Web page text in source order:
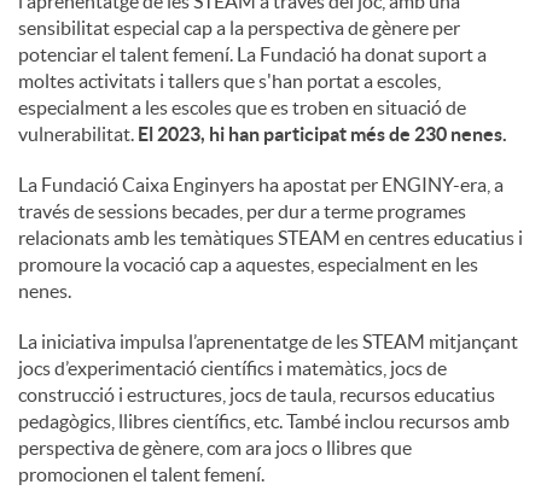
c
o
n
t
i
n
sensibilitat especial cap a la perspectiva de gènere per
potenciar el talent femení. La Fundació ha donat suport a
moltes activitats i tallers que s'han portat a escoles,
especialment a les escoles que es troben en situació de
vulnerabilitat. El 2023, hi han participat més de 230 nenes.
La Fundació Caixa Enginyers ha apostat per ENGINY-era, a
través de sessions becades, per dur a terme programes
relacionats amb les temàtiques STEAM en centres educatius i
promoure la vocació cap a aquestes, especialment en les
nenes.
La iniciativa impulsa l’aprenentatge de les STEAM mitjançant
jocs d’experimentació científics i matemàtics, jocs de
construcció i estructures, jocs de taula, recursos educatius
pedagògics, llibres científics, etc. També inclou recursos amb
perspectiva de gènere, com ara jocs o llibres que
promocionen el talent femení.